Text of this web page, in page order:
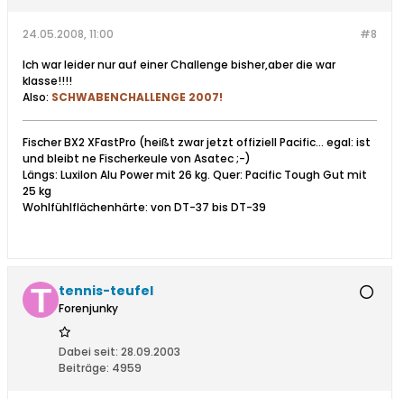
#8
24.05.2008, 11:00
Ich war leider nur auf einer Challenge bisher,aber die war
klasse!!!!
Also: SCHWABENCHALLENGE 2007!
Fischer BX2 XFastPro (heißt zwar jetzt offiziell Pacific... egal: ist
und bleibt ne Fischerkeule von Asatec ;-)
Längs: Luxilon Alu Power mit 26 kg. Quer: Pacific Tough Gut mit
25 kg
Wohlfühlflächenhärte: von DT-37 bis DT-39
tennis-teufel
Forenjunky
Dabei seit: 28.09.2003
Beiträge: 4959